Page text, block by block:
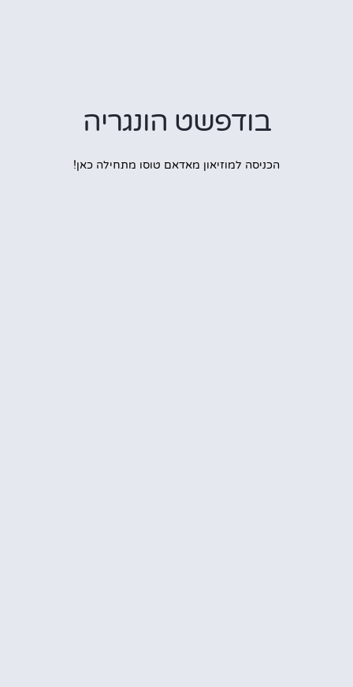
בודפשט הונגריה
הכניסה למוזיאון מאדאם טוסו מתחילה כאן!